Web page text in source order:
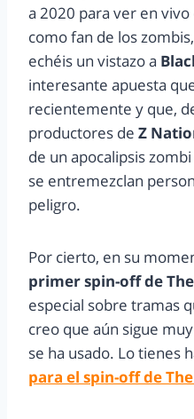
a 2020 para ver en
como fan de los
echéis un vistazo a
interesante apuesta
recientemente y que,
productores de Z
de un apocalipsis
se entremezclan
peligro.
Por cierto, en su
primer spin-off de
especial sobre tramas
creo que aún sigue
se ha usado. Lo tienes
para el spin-off de